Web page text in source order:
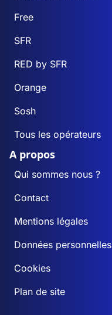
Free
SFR
RED by SFR
Orange
Sosh
Tous les opérateurs
A propos
Qui sommes nous ?
Contact
Mentions légales
Données personnelles
Cookies
Plan de site